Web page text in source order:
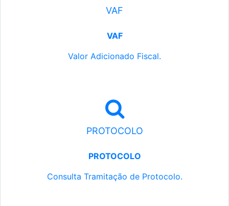
VAF
VAF
Valor Adicionado Fiscal.
PROTOCOLO
PROTOCOLO
Consulta Tramitação de Protocolo.